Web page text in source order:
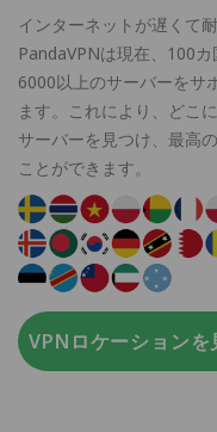
インターネットが遅くて
PandaVPNは現在、100
6000以上のサーバーをサ
ます。これにより、どこ
サーバーを見つけ、最高
ことができます。
VPNロケーションを